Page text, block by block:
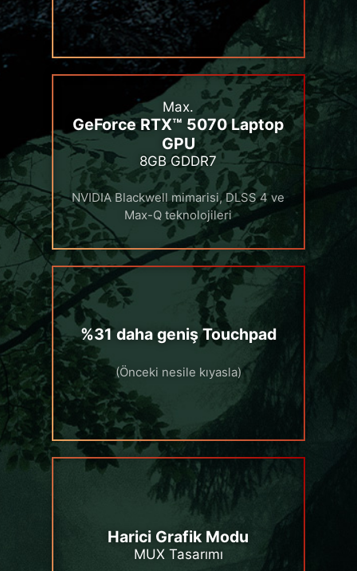
Max.
GeForce RTX™ 5070 Laptop
GPU
8GB GDDR7
NVIDIA Blackwell mimarisi, DLSS 4 ve
Max-Q teknolojileri
%31 daha geniş Touchpad
(Önceki nesile kıyasla)
Harici Grafik Modu
MUX Tasarımı